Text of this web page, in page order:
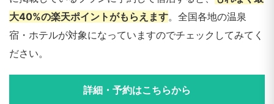
大40%の楽天ポイントがもらえます。全国各地の温泉
宿・ホテルが対象になっていますのでチェックしてみてく
ださい。
詳細・予約はこちらから